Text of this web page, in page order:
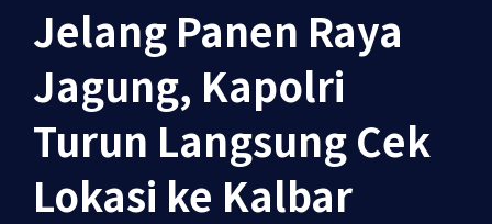
Jelang Panen Raya
Jagung, Kapolri
Turun Langsung Cek
Lokasi ke Kalbar